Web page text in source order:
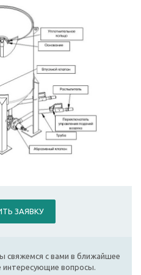
ЗАЯВКУ
свяжемся с вами в ближайшее
интересующие вопросы.